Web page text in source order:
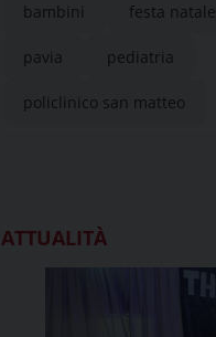
bambini festa natale
pavia pediatria
policlinico san matteo
ATTUALITÀ